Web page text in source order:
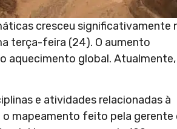
cresceu significativamente
terça-feira (24). O aumento
aquecimento global. Atualmente,
e atividades relacionadas à
mapeamento feito pela gerente